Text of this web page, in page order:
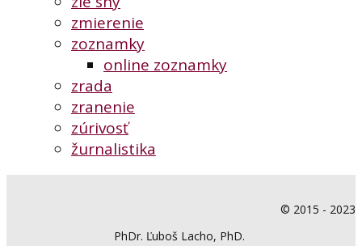
zmierenie
zoznamky
online zoznamky
zrada
zranenie
zúrivosť
žurnalistika
© 2015 - 2023
PhDr. Ľuboš Lacho, PhD.